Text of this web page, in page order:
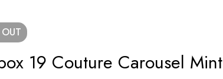
OUT
19 Couture Carousel Mint